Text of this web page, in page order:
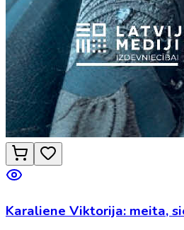
Karaliene Viktorija: meita,